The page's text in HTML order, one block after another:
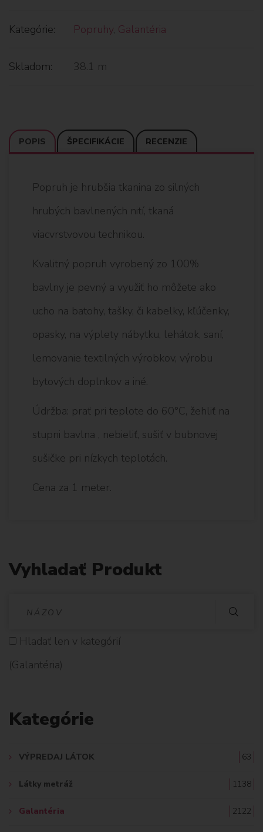
Kategórie: Popruhy, Galantéria
Skladom: 38.1 m
POPIS ŠPECIFIKÁCIE RECENZIE
Popruh je hrubšia tkanina zo silných
hrubých bavlnených nití, tkaná
viacvrstvovou technikou.
Kvalitný popruh vyrobený zo 100%
bavlny je pevný a využiť ho môžete ako
ucho na batohy, tašky, či kabelky, kľúčenky,
opasky, na výplety nábytku, lehátok, saní,
lemovanie textilných výrobkov, výrobu
bytových doplnkov a iné.
Údržba: prať pri teplote do 60°C, žehliť na
stupni bavlna , nebieliť, sušiť v bubnovej
sušičke pri nízkych teplotách.
Cena za 1 meter.
Vyhladať Produkt
D
Hladať len v kategórií
(Galantéria)
Kategórie
VÝPREDAJ LÁTOK 63
Látky metráž 1138
Galantéria 2122